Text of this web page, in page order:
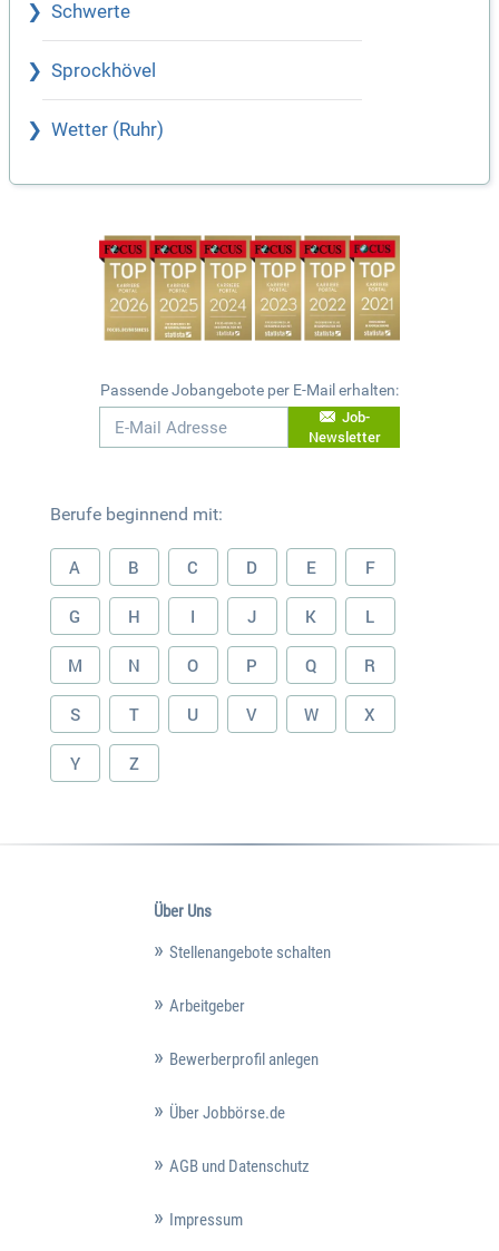
Schwerte
Sprockhövel
Wetter (Ruhr)
Passende Jobangebote per E-Mail erhalten:
Job-
Newsletter
Berufe beginnend mit:
A B C D E F
G H I J K L
M N O P Q R
S T U V W X
Y Z
Über Uns
Stellenangebote schalten
Arbeitgeber
Bewerberprofil anlegen
Über Jobbörse.de
AGB und Datenschutz
Impressum